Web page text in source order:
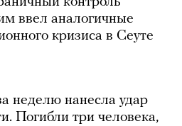
ввел аналогичные
кризиса в Сеуте
неделю нанесла удар
Погибли три человека,